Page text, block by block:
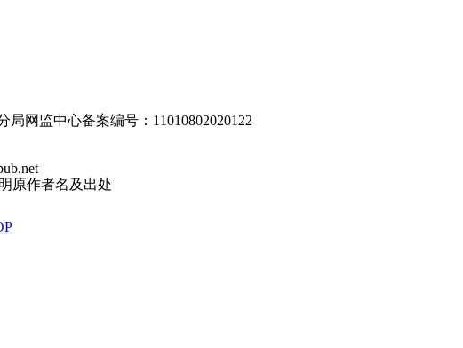
局网监中心备案编号：11010802020122
原作者名及出处